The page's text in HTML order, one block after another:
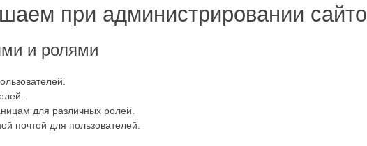
при администрировании
и ролями
для различных ролей.
почтой для пользователей.